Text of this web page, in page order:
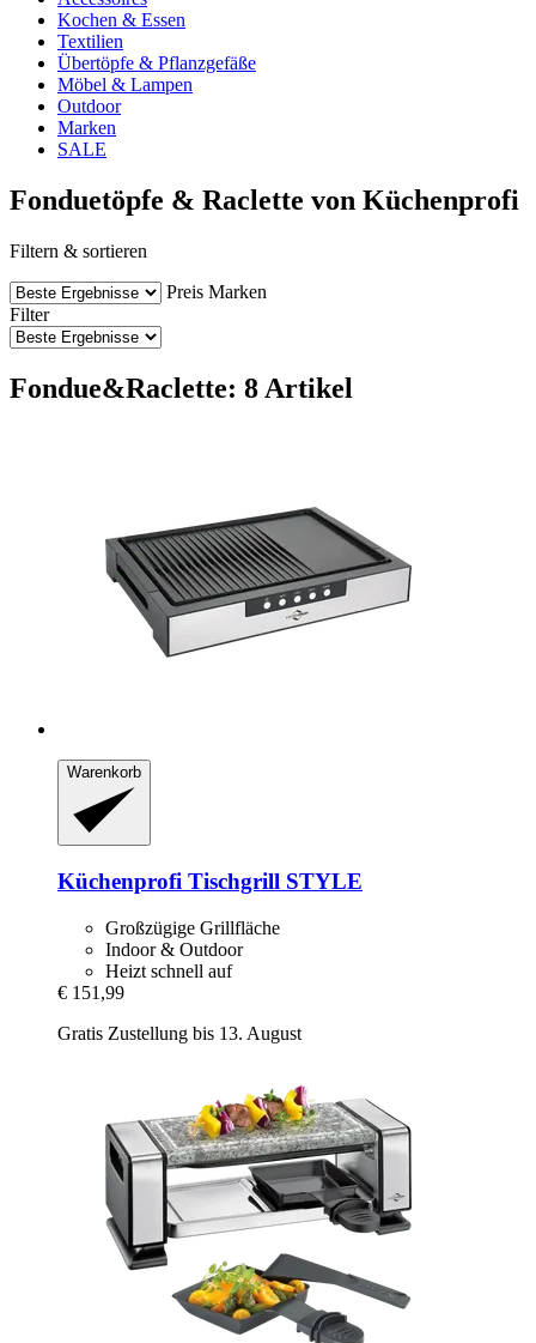
Kochen & Essen
Textilien
Übertöpfe & Pflanzgefäße
Möbel & Lampen
Outdoor
Marken
SALE
Fonduetöpfe & Raclette von Küchenprofi
Filtern & sortieren
Preis Marken
Filter
Fondue&Raclette: 8 Artikel
Warenkorb
Küchenprofi Tischgrill STYLE
Großzügige Grillfläche
Indoor & Outdoor
Heizt schnell auf
€ 151,99
Gratis Zustellung bis 13. August